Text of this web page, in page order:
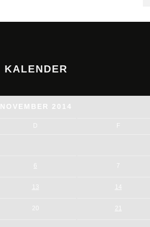
KALENDER
NOVEMBER 2014
D F
6 7
13 14
20 21